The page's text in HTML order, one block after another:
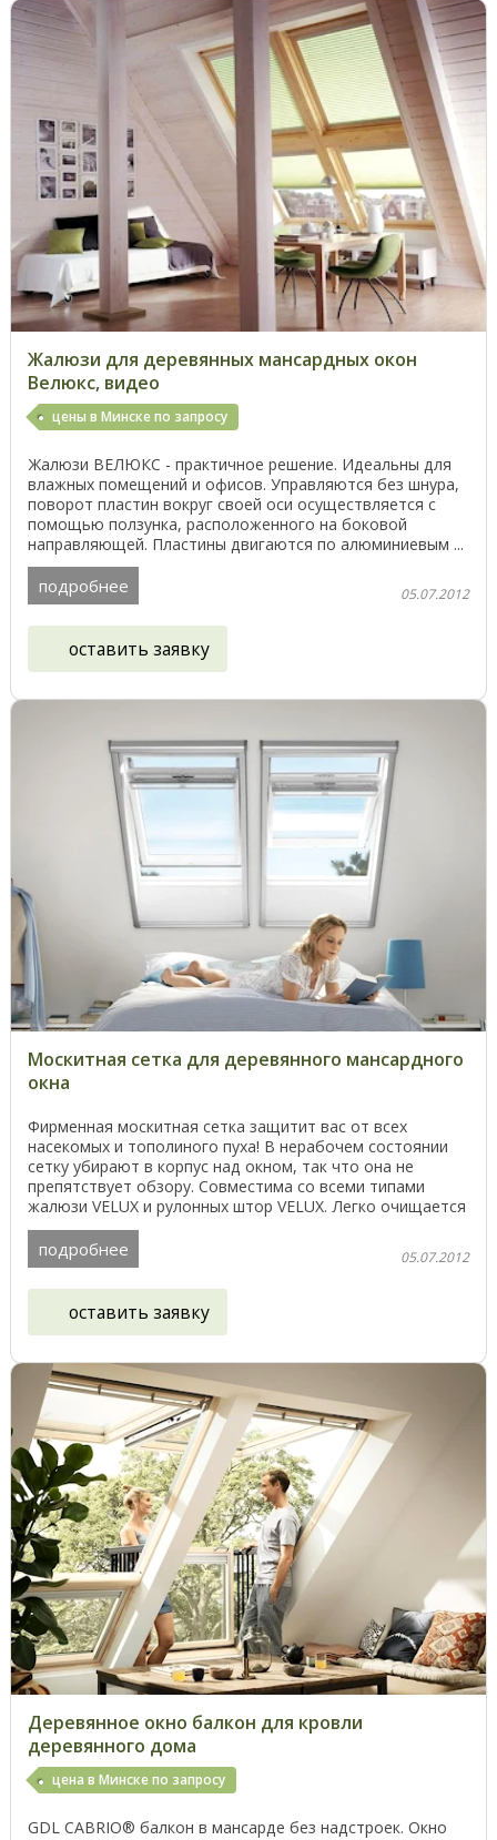
Жалюзи для деревянных мансардных окон
Велюкс, видео
цены в Минске по запросу
Жалюзи ВЕЛЮКС - практичное решение. Идеальны для
влажных помещений и офисов. Управляются без шнура,
поворот пластин вокруг своей оси осуществляется с
помощью ползунка, расположенного на боковой
направляющей. Пластины двигаются по алюминиевым ...
подробнее 05.07.2012
оставить заявку
Москитная сетка для деревянного мансардного
окна
Фирменная москитная сетка защитит вас от всех
насекомых и тополиного пуха! В нерабочем состоянии
сетку убирают в корпус над окном, так что она не
препятствует обзору. Совместима со всеми типами
жалюзи VELUX и рулонных штор VELUX. Легко очищается
при ...
подробнее 05.07.2012
оставить заявку
Деревянное окно балкон для кровли
деревянного дома
цена в Минске по запросу
GDL CABRIO® балкон в мансарде без надстроек. Окно